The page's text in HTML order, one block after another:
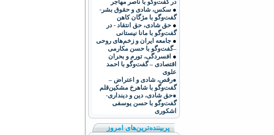
در گفت‌وگو با ناصر مهاجر
● سکس، شادی و حقوق بشر-
گفت‌وگو با مژگان کاهن
● حق شادی، حق انتقاد - در
گفت‌وگو با مانا نیستانی
● جامعه ایران و زخم‌های روحی
–گفت‌وگو با حسن مکارمی
● افسردگی، تورم و بحران
اقتصادی – گفت‌وگو با احمد
علوی
●رقص، شادی و اعتراض –
گفت‌و‌گو با شاهرخ مشکین‌قلم
●حق شادی، دین و دینداری-
گفت‌وگو با حسن یوسفی
اشکوری
پربیننده‌ترین‌های امروز